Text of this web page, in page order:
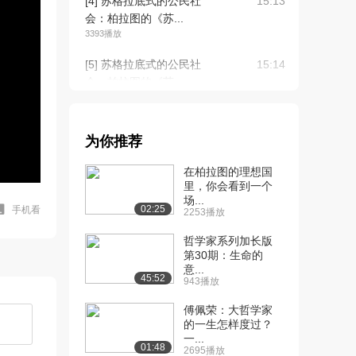
手机看
会：柏拉图的《苏...
3393播放
[5] 苏格拉底式的公民社
15:14
会：柏拉图的《苏...
[7] 苏格拉底式的公民社
会：柏拉图的《克...
15:46
[8] 苏格拉底式的公民社
会：柏拉图的《克...
15:55
[9] 苏格拉底式的公民社
1691播放
15:44
为你推荐
02:25
在柏拉图的理想国
里，你会看到一个
场...
2253播放
45:52
哲学家系列加长版
第30期：生命的
意...
943播放
01:48
傅佩荣：大哲学家
的一生怎样度过？
一...
2695播放